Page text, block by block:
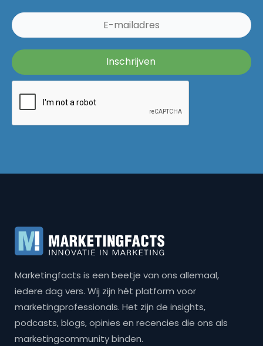
Marketingfacts is een beetje van ons allemaal,
iedere dag vers. Wij zijn hét platform voor
marketingprofessionals. Het zijn de insights,
podcasts, blogs, opinies en recencies die ons als
marketingcommunity binden.